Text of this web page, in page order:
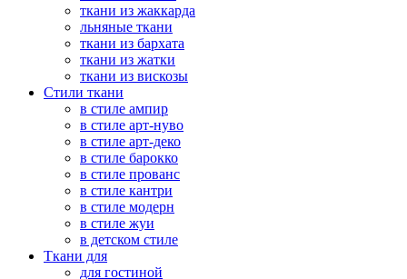
ткани из жаккарда
льняные ткани
ткани из бархата
ткани из жатки
ткани из вискозы
Стили ткани
в стиле ампир
в стиле арт-нуво
в стиле арт-деко
в стиле барокко
в стиле прованс
в стиле кантри
в стиле модерн
в стиле жуи
в детском стиле
Ткани для
для гостиной